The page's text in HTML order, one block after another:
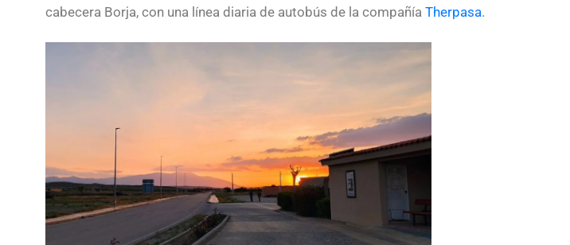
cabecera Borja, con una línea diaria de autobús de la compañía Therpasa.